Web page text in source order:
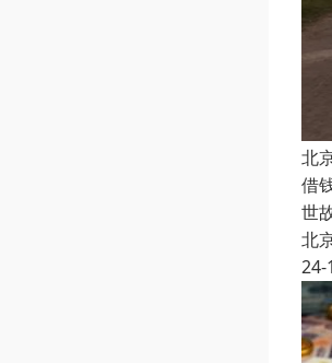
北
借
世
北
24-